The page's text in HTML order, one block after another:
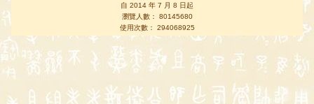
自 2014 年 7 月 8 日起
瀏覽人數： 80145680
使用次數： 294068925